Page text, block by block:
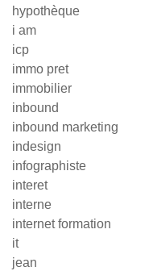
hypothèque
i am
icp
immo pret
immobilier
inbound
inbound marketing
indesign
infographiste
interet
interne
internet formation
it
jean